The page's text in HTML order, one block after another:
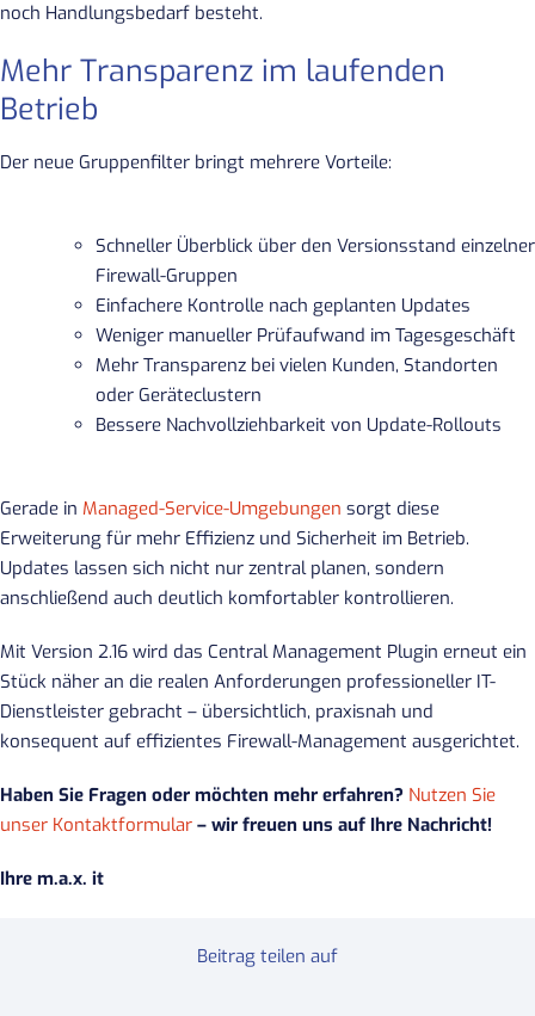
noch Handlungsbedarf besteht.
Mehr Transparenz im laufenden
Betrieb
Der neue Gruppenfilter bringt mehrere Vorteile:
Schneller Überblick über den Versionsstand einzelner
Firewall-Gruppen
Einfachere Kontrolle nach geplanten Updates
Weniger manueller Prüfaufwand im Tagesgeschäft
Mehr Transparenz bei vielen Kunden, Standorten
oder Geräteclustern
Bessere Nachvollziehbarkeit von Update-Rollouts
Gerade in Managed-Service-Umgebungen sorgt diese
Erweiterung für mehr Effizienz und Sicherheit im Betrieb.
Updates lassen sich nicht nur zentral planen, sondern
anschließend auch deutlich komfortabler kontrollieren.
Mit Version 2.16 wird das Central Management Plugin erneut ein
Stück näher an die realen Anforderungen professioneller IT-
Dienstleister gebracht – übersichtlich, praxisnah und
konsequent auf effizientes Firewall-Management ausgerichtet.
Haben Sie Fragen oder möchten mehr erfahren? Nutzen Sie
unser Kontaktformular – wir freuen uns auf Ihre Nachricht!
Ihre m.a.x. it
Beitrag teilen auf